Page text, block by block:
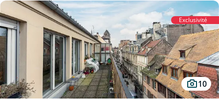
plein centre-ville.
Vous trouverez également trois chambres confortables, une cuisine
indépendante, ainsi qu'une salle de bain équipée d'une douche et d'une
baignoire, offrant un véritable confort au quotidien.
Son emplacement premium et ses beaux volumes en font un bien rare sur le
secteur, idéal pour une résidence principale familiale ou un investissement
Exclusivité
10